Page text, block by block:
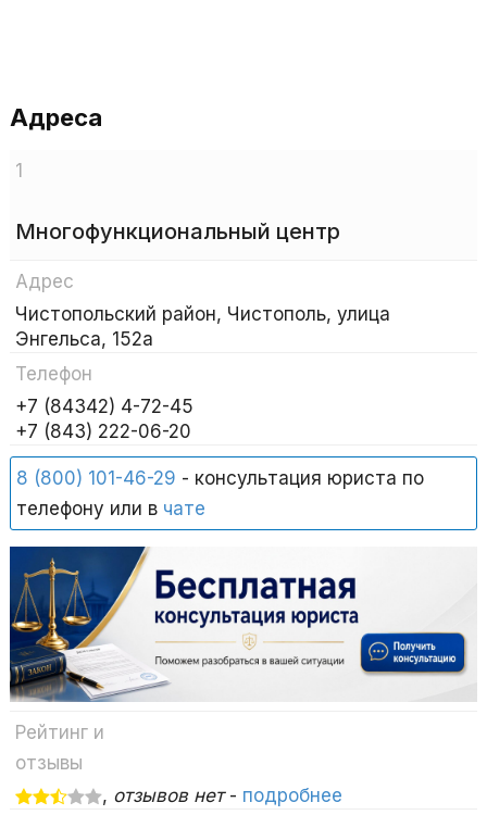
Адреса
1
Многофункциональный центр
Адрес
Чистопольский район, Чистополь, улица
Энгельса, 152а
Телефон
+7 (84342) 4-72-45
+7 (843) 222-06-20
8 (800) 101-46-29 - консультация юриста по
телефону или в чате
Рейтинг и
отзывы
, отзывов нет- подробнее